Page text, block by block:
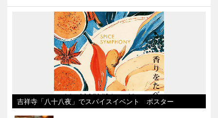
吉祥寺「八十八夜」でスパイスイベント ポスター